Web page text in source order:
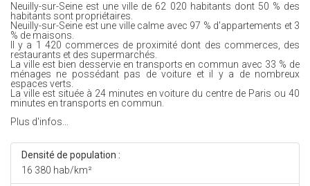
Neuilly-sur-Seine est une ville de 62 020 habitants dont 50 % des
habitants sont propriétaires.
Neuilly-sur-Seine est une ville calme avec 97 % d'appartements et 3
% de maisons.
Il y a 1 420 commerces de proximité dont des commerces, des
restaurants et des supermarchés.
La ville est bien desservie en transports en commun avec 33 % de
ménages ne possédant pas de voiture et il y a de nombreux
espaces verts.
La ville est située à 24 minutes en voiture du centre de Paris ou 40
minutes en transports en commun.
Plus d'infos...
Densité de population :
16 380 hab/km²